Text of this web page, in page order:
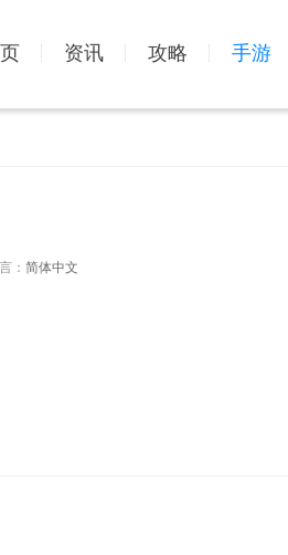
资讯 攻略 手游
： 简体中文